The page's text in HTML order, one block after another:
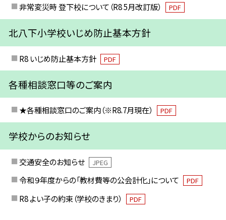
非常変災時 登下校について（R8 5月改訂版） PDF
北八下小学校いじめ防止基本方針
R8 いじめ防止基本方針 PDF
各種相談窓口等のご案内
★各種相談窓口のご案内（※R8.7月現在） PDF
学校からのお知らせ
交通安全のお知らせ JPEG
令和９年度からの「教材費等の公会計化」について PDF
R8 よい子の約束（学校のきまり） PDF